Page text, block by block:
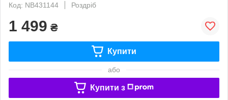
Код: NB431144
Роздріб
1 499 ₴
Купити
або
Купити з